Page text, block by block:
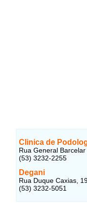
Clinica de
Rua General
(53) 3232-2255
Degani
Rua Duque Caxias,
(53) 3232-5051